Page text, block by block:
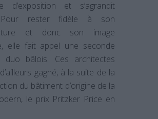
d’exposition et s’agrandit
rester fidèle à son
et donc son image
elle fait appel une seconde
bâlois. Ces architectes
gagné, à la suite de la
du bâtiment d’origine de la
le prix Pritzker Price en